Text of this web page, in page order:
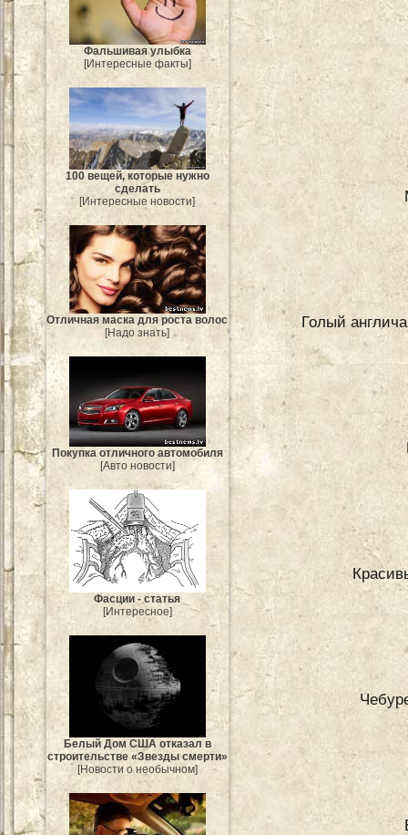
Фальшивая улыбка
[Интересные факты]
100 вещей, которые нужно
сделать
[Интересные новости]
Отличная маска для роста волос
[Надо знать]
Покупка отличного автомобиля
[Авто новости]
Фасции - статья
[Интересное]
Белый Дом США отказал в
строительстве «Звезды смерти»
[Новости о необычном]
Голый